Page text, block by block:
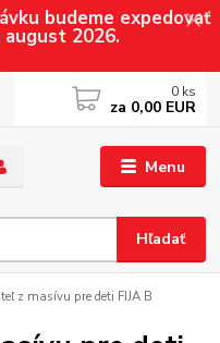
budeme expedovať
2026.
Menu
Hľadať
0 ks
za 0,00 EUR
z masívu pre deti FIJA B